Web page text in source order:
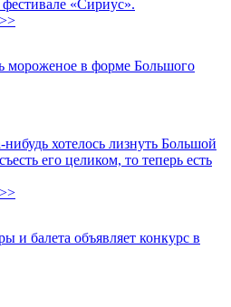
«Сириус».
мороженое в форме Большого
хотелось лизнуть Большой
его целиком, то теперь есть
и балета объявляет конкурс в